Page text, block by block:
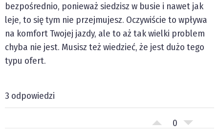
bezpośrednio, ponieważ siedzisz w busie i nawet jak
leje, to się tym nie przejmujesz. Oczywiście to wpływa
na komfort Twojej jazdy, ale to aż tak wielki problem
chyba nie jest. Musisz też wiedzieć, że jest dużo tego
typu ofert.
3 odpowiedzi
0